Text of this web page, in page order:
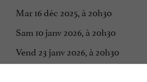
Mar 16 déc 2025, à 20h30
Sam 10 janv 2026, à 20h30
Vend 23 janv 2026, à 20h30